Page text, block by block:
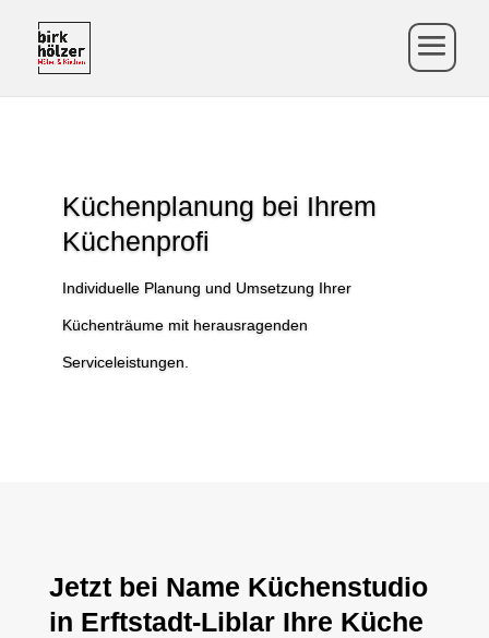
Küchenplanung bei Ihrem
Küchenprofi
Individuelle Planung und Umsetzung Ihrer
Küchenträume mit herausragenden
Serviceleistungen.
Jetzt bei Name Küchenstudio
in Erftstadt-Liblar Ihre Küche